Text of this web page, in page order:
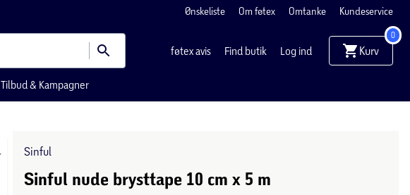
Ønskeliste Om føtex Omtanke Kundeservice
føtex avis Find butik Log ind Kurv
0
Tilbud & Kampagner
Sinful
Sinful nude brysttape 10 cm x 5 m